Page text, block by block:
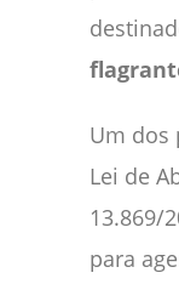
Um dos
Lei de
13.869/
para